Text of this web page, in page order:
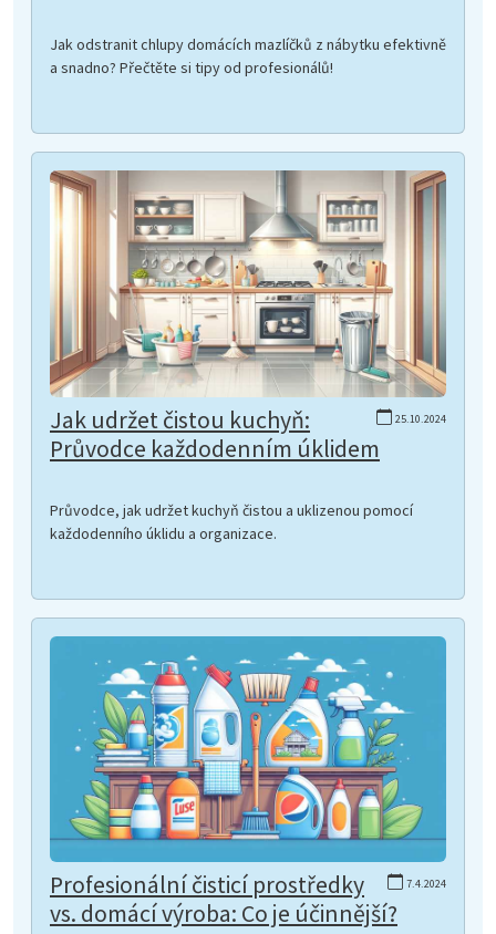
Jak odstranit chlupy domácích mazlíčků z nábytku efektivně
a snadno? Přečtěte si tipy od profesionálů!
25.10.2024
Jak udržet čistou kuchyň:
Průvodce každodenním úklidem
Průvodce, jak udržet kuchyň čistou a uklizenou pomocí
každodenního úklidu a organizace.
7.4.2024
Profesionální čisticí prostředky
vs. domácí výroba: Co je účinnější?